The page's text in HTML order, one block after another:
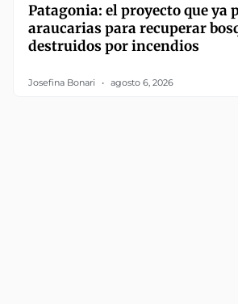
Patagonia: el proyecto que ya
araucarias para recuperar
destruidos por incendios
Josefina Bonari agosto 6, 2026